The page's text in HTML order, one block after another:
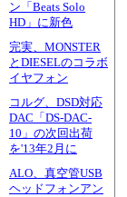
ン「Beats Solo
HD」に新色
完実、MONSTER
とDIESELのコラボ
イヤフォン
コルグ、DSD対応
DAC「DS-DAC-
10」の次回出荷
を'13年2月に
ALO、真空管USB
ヘッドフォンアン